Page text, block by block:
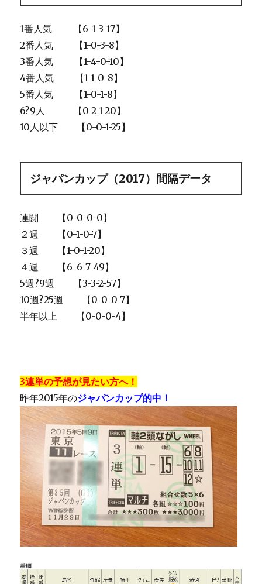
1番人気 【6-1-3-17】
2番人気 【1-0-3-8】
3番人気 【1-4-0-10】
4番人気 【1-1-0-8】
5番人気 【1-0-1-8】
6?9人 【0-2-1-20】
10人以下 【0-0-1-25】
ジャパンカップ（2017）間隔データ
連闘 【0-0-0-0】
２週 【0-1-0-7】
３週 【1-0-1-20】
４週 【6-6-7-49】
5週?9週 【3-3-2-57】
10週?25週 【0-0-0-7】
半年以上 【0-0-0-4】
3連単の予想が見たい方へ！
昨年2015年のジャパンカップ的中！